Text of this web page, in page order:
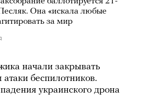
Она «искала любые
за мир
начали закрывать
беспилотников.
падения украинского дрона